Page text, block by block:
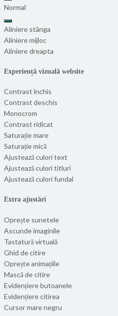
Normal
Aliniere stânga
Aliniere mijloc
Aliniere dreapta
Experiență vizuală website
Contrast închis
Contrast deschis
Monocrom
Contrast ridicat
Saturație mare
Saturație mică
Ajustează culori text
Ajustează culori titluri
Ajustează culori fundal
Extra ajustări
Oprește sunetele
Ascunde imaginile
Tastatură virtuală
Ghid de citire
Oprește animațiile
Mască de citire
Evidențiere butoanele
Evidențiere citirea
Cursor mare negru